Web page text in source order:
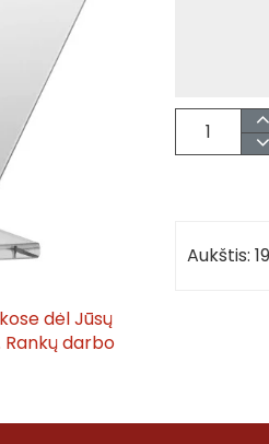
dėl Jūsų
darbo
Aukštis: